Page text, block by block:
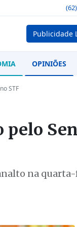
Publicidade
OPINIÕES
STF
pelo
na